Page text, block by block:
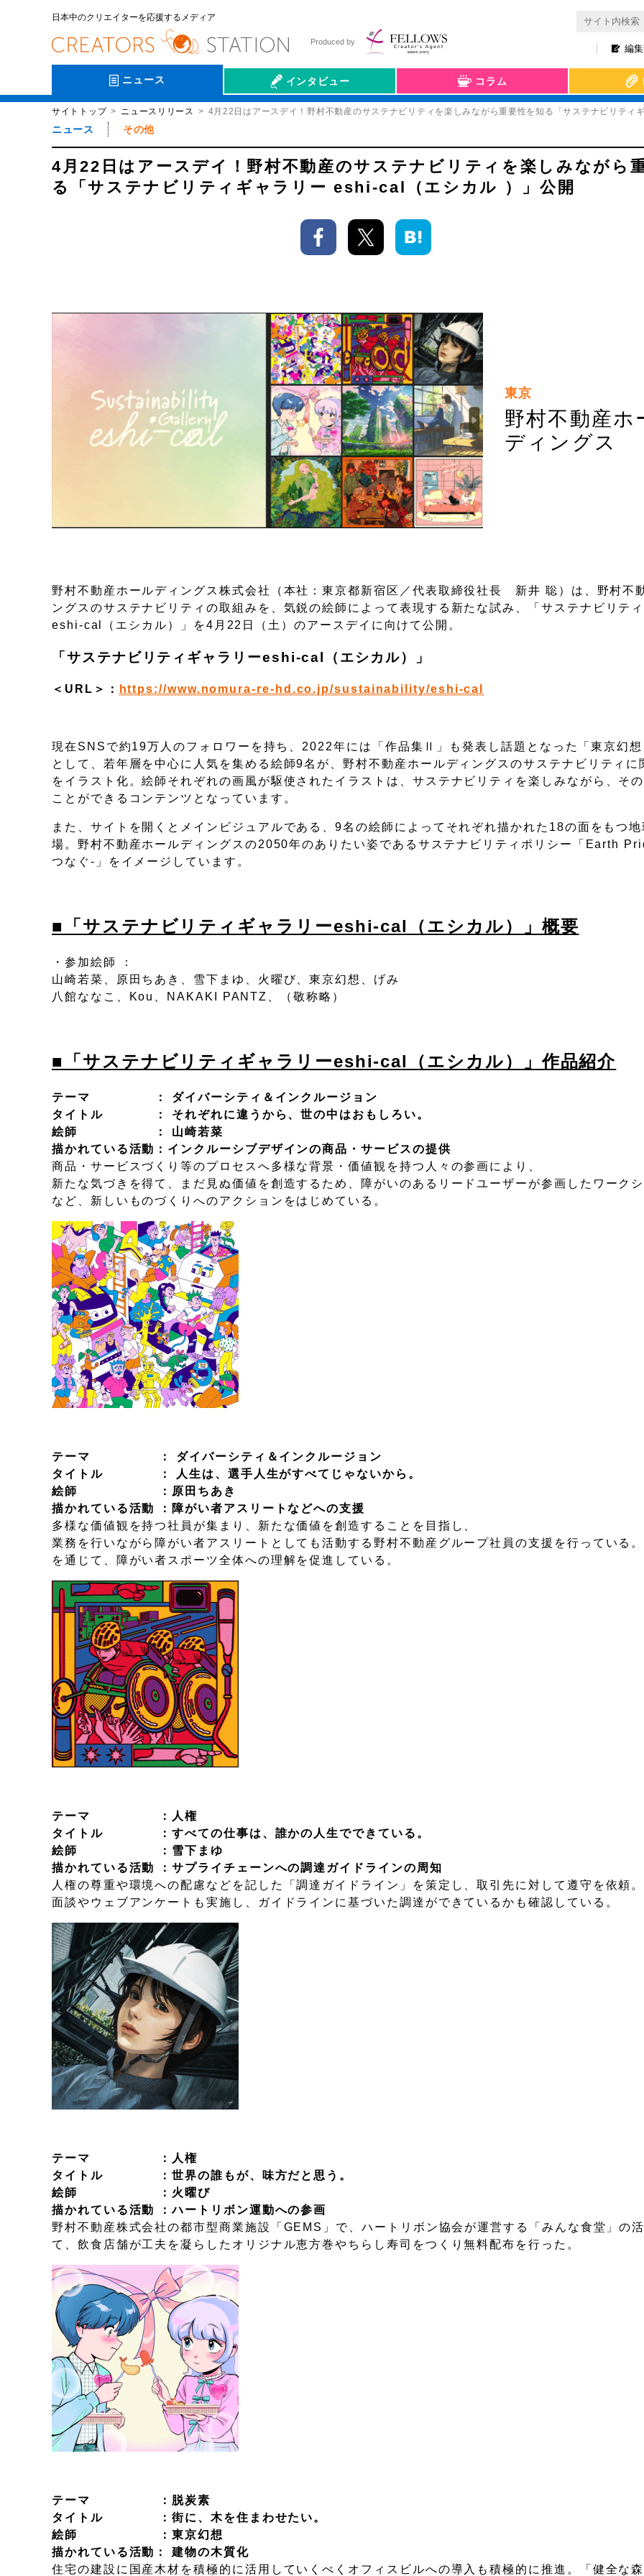
日本中のクリエイターを応援するメディア
編
Produced by
ニュース インタビュー
会社伝
コラム
サイトトップ ニュースリリース 4月22日はアースデイ！野村不動産のサステナビリティを楽しみながら重要性を知る「サステナビリティ
ニュース その他
4月22日はアースデイ！野村不動産のサステナビリティを楽しみながら
る「サステナビリティギャラリー eshi-cal（エシカル ）」公開
東京
野村不動産ホ
ディングス
野村不動産ホールディングス株式会社（本社：東京都新宿区／代表取締役社長 新井 聡）は、野村不
ングスのサステナビリティの取組みを、気鋭の絵師によって表現する新たな試み、「サステナビリテ
eshi-cal（エシカル）」を4月22日（土）のアースデイに向けて公開。
「サステナビリティギャラリーeshi-cal（エシカル）」
＜URL＞： https://www.nomura-re-hd.co.jp/sustainability/eshi-cal
現在SNSで約19万人のフォロワーを持ち、2022年には「作品集Ⅱ」も発表し話題となった「東京幻想
として、若年層を中心に人気を集める絵師9名が、野村不動産ホールディングスのサステナビリティに
をイラスト化。絵師それぞれの画風が駆使されたイラストは、サステナビリティを楽しみながら、そ
ことができるコンテンツとなっています。
また、サイトを開くとメインビジュアルである、9名の絵師によってそれぞれ描かれた18の面をもつ地
場。野村不動産ホールディングスの2050年のありたい姿であるサステナビリティポリシー「Earth
つなぐ-」をイメージしています。
■「サステナビリティギャラリーeshi-cal（エシカル）」概要
・参加絵師 ：
山崎若菜、原田ちあき、雪下まゆ、火曜び、東京幻想、げみ
八館ななこ、Kou、NAKAKI PANTZ、（敬称略）
■「サステナビリティギャラリーeshi-cal（エシカル）」作品紹介
テーマ ： ダイバーシティ＆インクルージョン
タイトル ： それぞれに違うから、世の中はおもしろい。
絵師 ： 山崎若菜
描かれている活動：インクルーシブデザインの商品・サービスの提供
商品・サービスづくり等のプロセスへ多様な背景・価値観を持つ人々の参画により、
新たな気づきを得て、まだ見ぬ価値を創造するため、障がいのあるリードユーザーが参画したワーク
など、新しいものづくりへのアクションをはじめている。
テーマ ： ダイバーシティ＆インクルージョン
タイトル ： 人生は、選手人生がすべてじゃないから。
絵師 ：原田ちあき
描かれている活動 ：障がい者アスリートなどへの支援
多様な価値観を持つ社員が集まり、新たな価値を創造することを目指し、
業務を行いながら障がい者アスリートとしても活動する野村不動産グループ社員の支援を行っている
を通じて、障がい者スポーツ全体への理解を促進している。
テーマ ：人権
タイトル ：すべての仕事は、誰かの人生でできている。
絵師 ：雪下まゆ
描かれている活動 ：サプライチェーンへの調達ガイドラインの周知
人権の尊重や環境への配慮などを記した「調達ガイドライン」を策定し、取引先に対して遵守を依頼
面談やウェブアンケートも実施し、ガイドラインに基づいた調達ができているかも確認している。
テーマ ：人権
タイトル ：世界の誰もが、味方だと思う。
絵師 ：火曜び
描かれている活動 ：ハートリボン運動への参画
野村不動産株式会社の都市型商業施設「GEMS」で、ハートリボン協会が運営する「みんな食堂」の
て、飲食店舗が工夫を凝らしたオリジナル恵方巻やちらし寿司をつくり無料配布を行った。
テーマ ：脱炭素
タイトル ：街に、木を住まわせたい。
絵師 ：東京幻想
描かれている活動： 建物の木質化
住宅の建設に国産木材を積極的に活用していくべくオフィスビルへの導入も積極的に推進。「健全な森